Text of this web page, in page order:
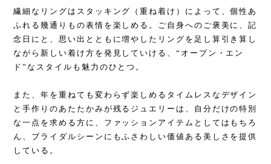
繊細なリングはスタッキング（重ね着け）によって、個性あ
ふれる幾通りもの表情を楽しめる。ご自身へのご褒美に、記
念日にと、思い出とともに増やしたリングを足し算引き算し
ながら新しい着け方を発見していける、“オープン・エン
ド”なスタイルも魅力のひとつ。
また、年を重ねても変わらず楽しめるタイムレスなデザイン
と手作りのあたたかみが残るジュエリーは、自分だけの特別
な一点を求める方に、ファッションアイテムとしてはもちろ
ん、ブライダルシーンにもふさわしい価値ある美しさを提供
している。